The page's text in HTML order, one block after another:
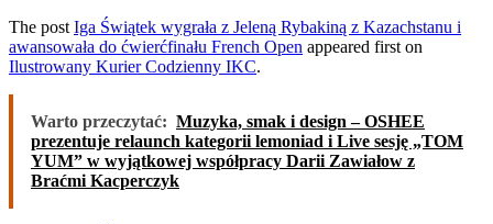
The post Iga Świątek wygrała z Jeleną Rybakiną z Kazachstanu i
awansowała do ćwierćfinału French Open appeared first on
Ilustrowany Kurier Codzienny IKC.
Warto przeczytać: Muzyka, smak i design – OSHEE
prezentuje relaunch kategorii lemoniad i Live sesję „TOM
YUM” w wyjątkowej współpracy Darii Zawiałow z
Braćmi Kacperczyk